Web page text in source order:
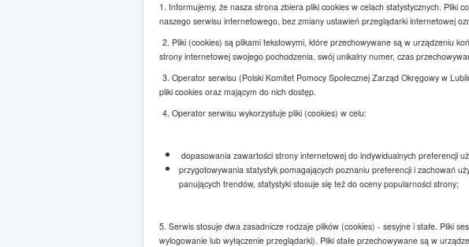
1. Informujemy, że nasza strona zbiera pliki cookies w celach statystycznych.
naszego serwisu internetowego, bez zmiany ustawień przeglądarki internetowej
2. Pliki (cookies) są plikami tekstowymi, które przechowywane są w urządzeniu
strony internetowej swojego pochodzenia, swój unikalny numer, czas
3. Operator serwisu (Polski Komitet Pomocy Społecznej Zarząd Okręgowy w
pliki cookies oraz mającym do nich dostęp.
4. Operator serwisu wykorzystuje pliki (cookies) w celu:
dopasowania zawartości strony internetowej do indywidualnych preferencji
przygotowywania statystyk pomagających poznaniu preferencji i zachowań
panujących trendów, statystyki stosuje się też do oceny popularności strony;
5. Serwis stosuje dwa zasadnicze rodzaje plików (cookies) - sesyjne i stałe. Pliki
wylogowanie lub wyłączenie przeglądarki). Pliki stałe przechowywane są w